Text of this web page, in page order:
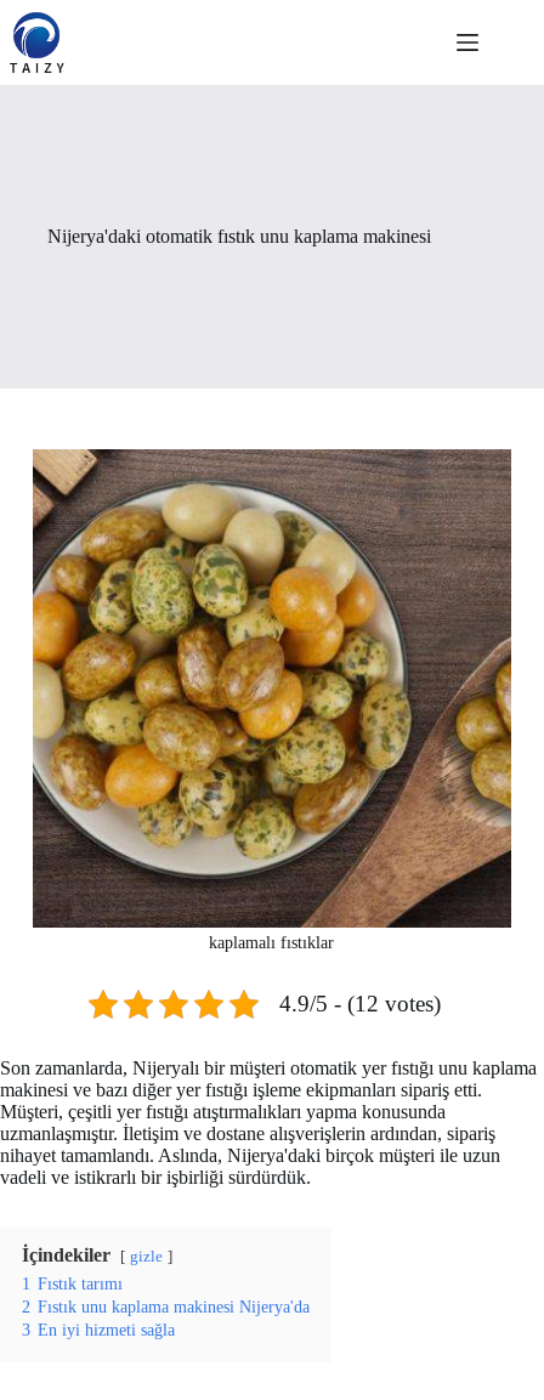
Skip
content
Nijerya'daki otomatik fıstık unu kaplama makinesi
kaplamalı fıstıklar
4.9/5 - (12 votes)
Son zamanlarda, Nijeryalı bir müşteri otomatik yer fıstığı unu kaplama
makinesi ve bazı diğer yer fıstığı işleme ekipmanları sipariş etti.
Müşteri, çeşitli yer fıstığı atıştırmalıkları yapma konusunda
uzmanlaşmıştır. İletişim ve dostane alışverişlerin ardından, sipariş
nihayet tamamlandı. Aslında, Nijerya'daki birçok müşteri ile uzun
vadeli ve istikrarlı bir işbirliği sürdürdük.
İçindekiler gizle
1 Fıstık tarımı
2 Fıstık unu kaplama makinesi Nijerya'da
3 En iyi hizmeti sağla